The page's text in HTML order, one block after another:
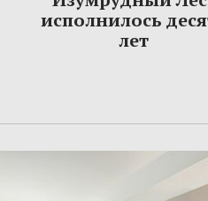
исполнилось
лет